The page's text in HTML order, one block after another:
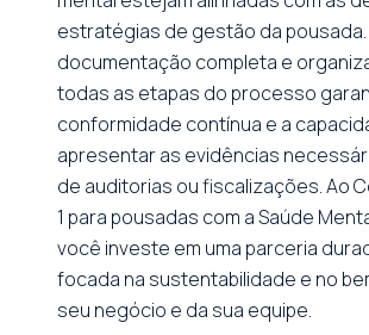
estratégias de gestão da pousada.
documentação completa e
todas as etapas do processo
conformidade contínua e a
apresentar as evidências
de auditorias ou fiscalizações. Ao
1 para pousadas com a Saúde
você investe em uma parceria
focada na sustentabilidade e no
seu negócio e da sua equipe.